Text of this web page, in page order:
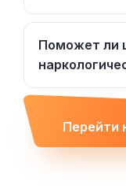
Поможет ли
Перейти